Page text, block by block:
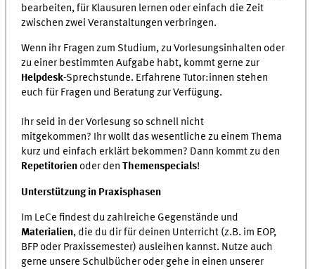
bearbeiten, für Klausuren lernen oder einfach die Zeit
zwischen zwei Veranstaltungen verbringen.
Wenn ihr Fragen zum Studium, zu Vorlesungsinhalten oder
zu einer bestimmten Aufgabe habt, kommt gerne zur
Helpdesk-Sprechstunde. Erfahrene Tutor:innen stehen
euch für Fragen und Beratung zur Verfügung.
Ihr seid in der Vorlesung so schnell nicht
mitgekommen? Ihr wollt das wesentliche zu einem Thema
kurz und einfach erklärt bekommen? Dann kommt zu den
Repetitorien oder denThemenspecials!
Unterstützung in Praxisphasen
Im LeCe findest du zahlreiche Gegenstände und
Materialien, die du dir für deinen Unterricht (z.B. im EOP,
BFP oder Praxissemester) ausleihen kannst. Nutze auch
gerne unsere Schulbücher oder gehe in einen unserer